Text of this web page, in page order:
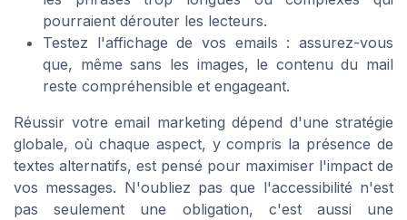
pourraient dérouter les lecteurs.
Testez l'affichage de vos emails : assurez-vous
que, même sans les images, le contenu du mail
reste compréhensible et engageant.
Réussir votre email marketing dépend d'une stratégie
globale, où chaque aspect, y compris la présence de
textes alternatifs, est pensé pour maximiser l'impact de
vos messages. N'oubliez pas que l'accessibilité n'est
pas seulement une obligation, c'est aussi une